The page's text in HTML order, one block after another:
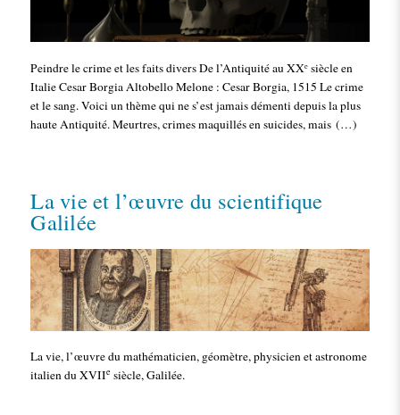
Peindre le crime et les faits divers De l’Antiquité au XXᵉ siècle en
Italie Cesar Borgia Altobello Melone : Cesar Borgia, 1515 Le crime
et le sang. Voici un thème qui ne s’est jamais démenti depuis la plus
haute Antiquité. Meurtres, crimes maquillés en suicides, mais (…)
La vie et l’œuvre du scientifique
Galilée
La vie, l’œuvre du mathématicien, géomètre, physicien et astronome
italien du XVIIe siècle, Galilée.